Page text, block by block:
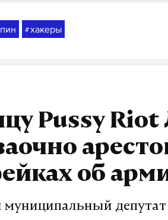
#хакеры
Pussy
об
депутат